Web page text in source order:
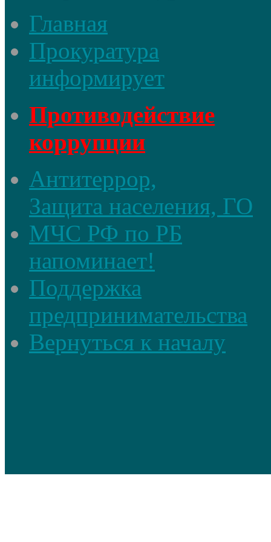
Главная
Прокуратура
информирует
Противодействие
коррупции
Антитеррор,
Защита населения, ГО
МЧС РФ по РБ
напоминает!
Поддержка
предпринимательства
Вернуться к началу